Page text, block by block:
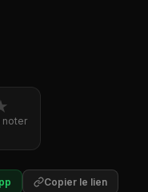
noter
Copier le lien